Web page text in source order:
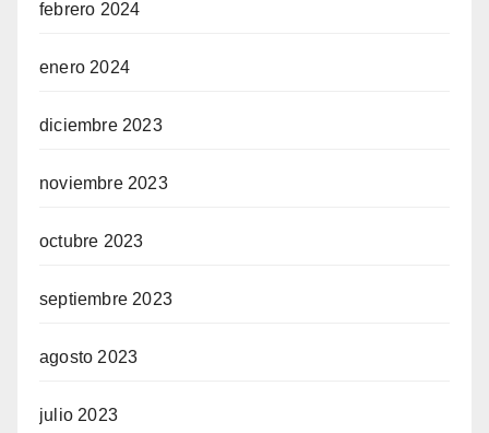
febrero 2024
enero 2024
diciembre 2023
noviembre 2023
octubre 2023
septiembre 2023
agosto 2023
julio 2023